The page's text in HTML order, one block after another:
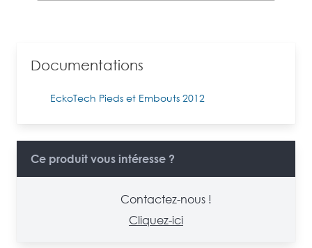
Documentations
EckoTech Pieds et Embouts 2012
Ce produit vous intéresse ?
Contactez-nous !
Cliquez-ici